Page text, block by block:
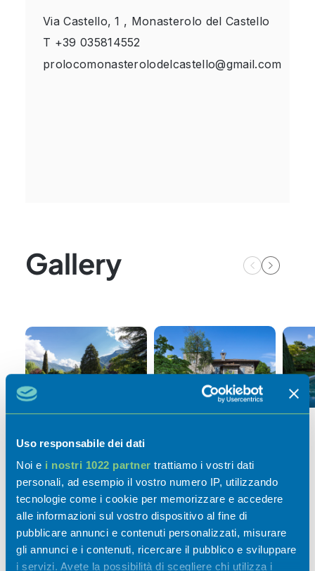
Uso responsabile dei dati
Noi e i nostri 1022 partner trattiamo i vostri dati
personali, ad esempio il vostro numero IP, utilizzando
tecnologie come i cookie per memorizzare e accedere
alle informazioni sul vostro dispositivo al fine di
pubblicare annunci e contenuti personalizzati, misurare
gli annunci e i contenuti, ricercare il pubblico e sviluppare
i servizi. Avete la possibilità di scegliere chi utilizza i
Via Castello, 1 , Monasterolo del Castello
T +39 035814552
prolocomonasterolodelcastello@gmail.com
Gallery
Attività